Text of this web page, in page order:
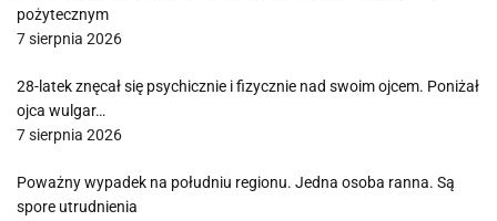
pożytecznym
7 sierpnia 2026
28-latek znęcał się psychicznie i fizycznie nad swoim ojcem. Poniżał
ojca wulgar…
7 sierpnia 2026
Poważny wypadek na południu regionu. Jedna osoba ranna. Są
spore utrudnienia